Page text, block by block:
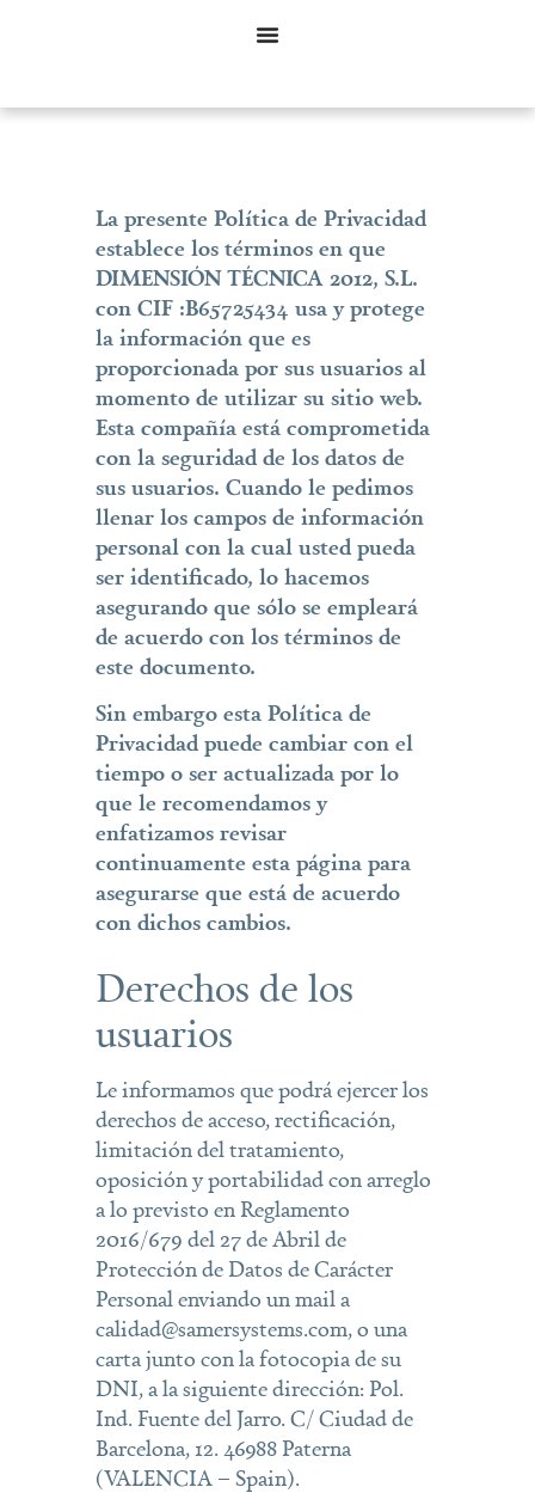
La presente Política de Privacidad
establece los términos en que
DIMENSIÓN TÉCNICA 2012, S.L.
con CIF :B65725434 usa y protege
la información que es
proporcionada por sus usuarios al
momento de utilizar su sitio web.
Esta compañía está comprometida
con la seguridad de los datos de
sus usuarios. Cuando le pedimos
llenar los campos de información
personal con la cual usted pueda
ser identificado, lo hacemos
asegurando que sólo se empleará
de acuerdo con los términos de
este documento.
Sin embargo esta Política de
Privacidad puede cambiar con el
tiempo o ser actualizada por lo
que le recomendamos y
enfatizamos revisar
continuamente esta página para
asegurarse que está de acuerdo
con dichos cambios.
Derechos de los
usuarios
Le informamos que podrá ejercer los
derechos de acceso, rectificación,
limitación del tratamiento,
oposición y portabilidad con arreglo
a lo previsto en Reglamento
2016/679 del 27 de Abril de
Protección de Datos de Carácter
Personal enviando un mail a
calidad@samersystems.com, o una
carta junto con la fotocopia de su
DNI, a la siguiente dirección: Pol.
Ind. Fuente del Jarro. C/ Ciudad de
Barcelona, 12. 46988 Paterna
(VALENCIA – Spain).